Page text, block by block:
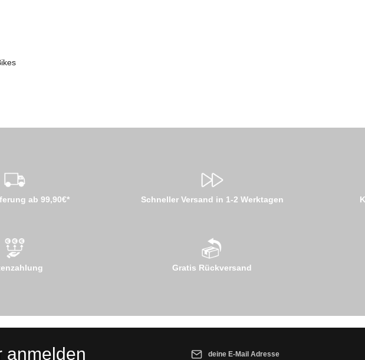
ab 99,90€* Schneller Versand in 1-2 Werktagen
Gratis Rückversand
anmelden